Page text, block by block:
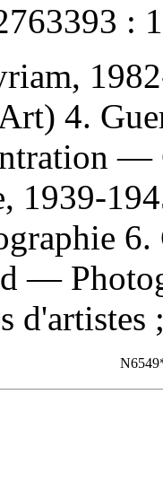
:
4.
1939-
—
d'artistes